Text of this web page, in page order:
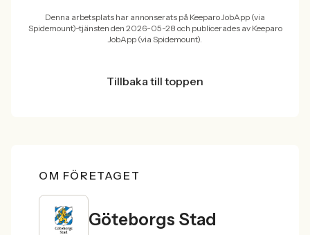
Denna arbetsplats har annonserats på Keeparo JobApp (via
Spidemount)-tjänsten den 2026-05-28 och publicerades av Keeparo
JobApp (via Spidemount).
Tillbaka till toppen
OM FÖRETAGET
Göteborgs Stad